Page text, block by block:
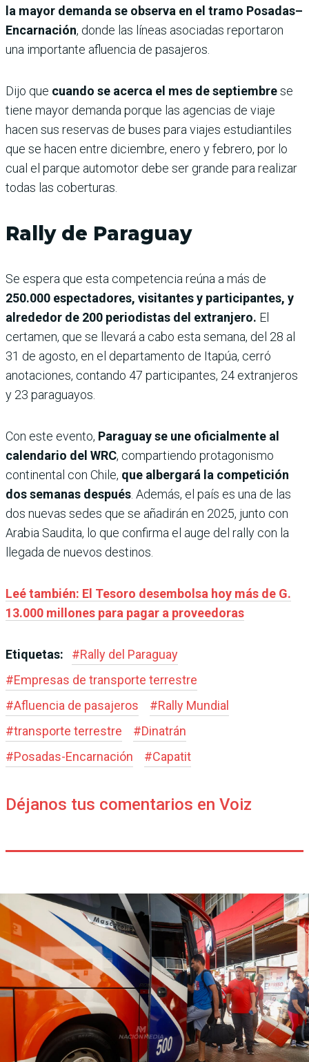
la mayor demanda se observa en el tramo Posadas–
Encarnación, donde las líneas asociadas reportaron
una importante afluencia de pasajeros.
Dijo que cuando se acerca el mes de septiembrese
tiene mayor demanda porque las agencias de viaje
hacen sus reservas de buses para viajes estudiantiles
que se hacen entre diciembre, enero y febrero, por lo
cual el parque automotor debe ser grande para realizar
todas las coberturas.
Rally de Paraguay
Se espera que esta competencia reúna a más de
250.000 espectadores, visitantes y participantes, y
alrededor de 200 periodistas del extranjero. El
certamen, que se llevará a cabo esta semana, del 28 al
31 de agosto, en el departa­mento de Itapúa, cerró
anotaciones, contando 47 partici­pantes, 24 extranjeros
y 23 paraguayos.
Con este evento, Paraguay se une oficialmente al
calendario del WRC, compartiendo protagonismo
continental con Chile, que albergará la competición
dos semanas después . Además, el país es una de las
dos nuevas sedes que se añadirán en 2025, junto con
Arabia Saudita, lo que confirma el auge del rally con la
llegada de nuevos destinos.
Leé también: El Tesoro desembolsa hoy más de G.
13.000 millones para pagar a proveedoras
Etiquetas: #Rally del Paraguay
#Empresas de transporte terrestre
#Afluencia de pasajeros #Rally Mundial
#transporte terrestre #Dinatrán
#Posadas-Encarnación #Capatit
Déjanos tus comentarios en Voiz